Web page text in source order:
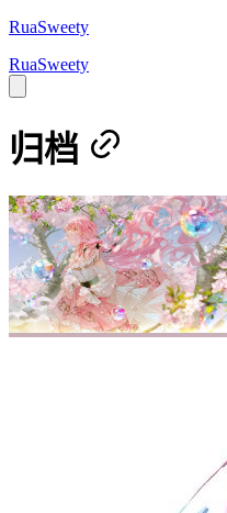
RuaSweety
RuaSweety
归档
自定义关键词示例